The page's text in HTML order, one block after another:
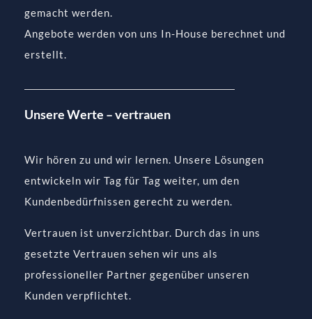
gemacht werden.
Angebote werden von uns In-House berechnet und
erstellt.
Unsere Werte – vertrauen
Wir hören zu und wir lernen. Unsere Lösungen
entwickeln wir Tag für Tag weiter, um den
Kundenbedürfnissen gerecht zu werden.
Vertrauen ist unverzichtbar. Durch das in uns
gesetzte Vertrauen sehen wir uns als
professioneller Partner gegenüber unseren
Kunden verpflichtet.